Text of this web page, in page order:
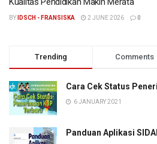
BY IDSCH - FRANSISKA 2 JUNE 2026 0
Trending Comments
Cara Cek Status
6 JANUARY 2021
Panduan Aplikasi